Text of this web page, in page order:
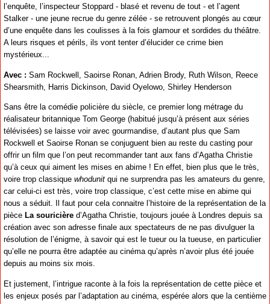
l’enquête, l’inspecteur Stoppard - blasé et revenu de tout - et l’agent
Stalker - une jeune recrue du genre zélée - se retrouvent plongés au cœur
d’une enquête dans les coulisses à la fois glamour et sordides du théâtre.
A leurs risques et périls, ils vont tenter d’élucider ce crime bien
mystérieux...
Avec : Sam Rockwell, Saoirse Ronan, Adrien Brody, Ruth Wilson, Reece
Shearsmith, Harris Dickinson, David Oyelowo, Shirley Henderson
Sans être la comédie policière du siècle, ce premier long métrage du
réalisateur britannique Tom George (habitué jusqu’à présent aux séries
télévisées) se laisse voir avec gourmandise, d’autant plus que Sam
Rockwell et Saoirse Ronan se conjuguent bien au reste du casting pour
offrir un film que l’on peut recommander tant aux fans d’Agatha Christie
qu’à ceux qui aiment les mises en abime ! En effet, bien plus que le très,
voire trop classique whodunit qui ne surprendra pas les amateurs du genre,
car celui-ci est très, voire trop classique, c’est cette mise en abime qui
nous a séduit. Il faut pour cela connaitre l’histoire de la représentation de la
pièce La souricière d’Agatha Christie, toujours jouée à Londres depuis sa
création avec son adresse finale aux spectateurs de ne pas divulguer la
résolution de l’énigme, à savoir qui est le tueur ou la tueuse, en particulier
qu’elle ne pourra être adaptée au cinéma qu’après n’avoir plus été jouée
depuis au moins six mois.
Et justement, l’intrigue raconte à la fois la représentation de cette pièce et
les enjeux posés par l’adaptation au cinéma, espérée alors que la centième